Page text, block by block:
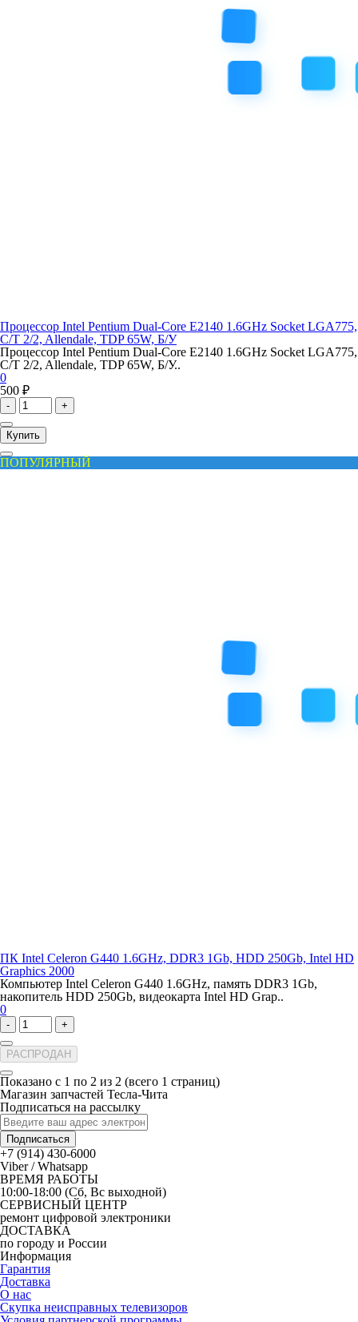
Процессор Intel Pentium Dual-Core E2140 1.6GHz Socket LGA775,
C/T 2/2, Allendale, TDP 65W, Б/У
Процессор Intel Pentium Dual-Core E2140 1.6GHz Socket LGA775,
C/T 2/2, Allendale, TDP 65W, Б/У..
0
500 ₽
- +
Купить
ПОПУЛЯРНЫЙ
ПК Intel Celeron G440 1.6GHz, DDR3 1Gb, HDD 250Gb, Intel HD
Graphics 2000
Компьютер Intel Celeron G440 1.6GHz, память DDR3 1Gb,
накопитель HDD 250Gb, видеокарта Intel HD Grap..
0
- +
РАСПРОДАН
Показано с 1 по 2 из 2 (всего 1 страниц)
Магазин запчастей Тесла-Чита
Подписаться на рассылку
Подписаться
+7 (914) 430-6000
Viber / Whatsapp
ВРЕМЯ РАБОТЫ
10:00-18:00 (Сб, Вс выходной)
СЕРВИСНЫЙ ЦЕНТР
ремонт цифровой электроники
ДОСТАВКА
по городу и России
Информация
Гарантия
Доставка
О нас
Скупка неисправных телевизоров